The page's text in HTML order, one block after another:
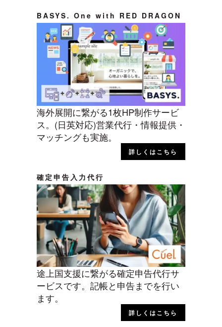
BASYS. One with RED DRAGON
海外展開に繋がる1枚HP制作サービ
ス。(日英対応)営業代行・情報提供・
マッチングも実施。
詳しくはこちら
確定申告入力代行
途上国支援に繋がる確定申告代行サ
ービスです。記帳と申告までを行い
ます。
詳しくはこちら